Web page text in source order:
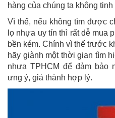
hàng của chúng ta không tinh
Vì thế, nếu không tìm được
lọ nhựa uy tín thì rất dễ mua
bền kém. Chính vì thế trước
hãy giành một thời gian tìm
nhựa TPHCM để đảm bảo
ưng ý, giá thành hợp lý.